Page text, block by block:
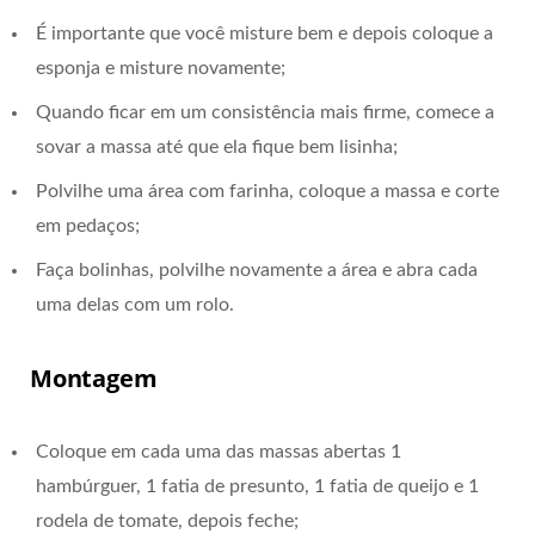
É importante que você misture bem e depois coloque a
esponja e misture novamente;
Quando ficar em um consistência mais firme, comece a
sovar a massa até que ela fique bem lisinha;
Polvilhe uma área com farinha, coloque a massa e corte
em pedaços;
Faça bolinhas, polvilhe novamente a área e abra cada
uma delas com um rolo.
Montagem
Coloque em cada uma das massas abertas 1
hambúrguer, 1 fatia de presunto, 1 fatia de queijo e 1
rodela de tomate, depois feche;